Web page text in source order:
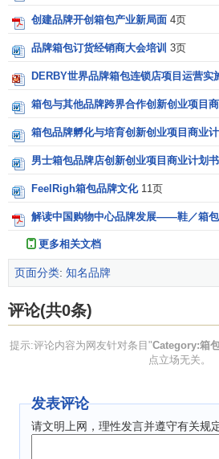
创建品牌开创箱包产业新局面 4页
品牌箱包订货经销商大会培训 3页
DERBY世界品牌箱包连锁店项目运营实
箱包与其他品牌跨界合作创新创业项目
箱包品牌孵化与培育创新创业项目商业
男士箱包品牌店创新创业项目商业计划书
FeelRigh箱包品牌文化 11页
解读中国购物中心品牌发展——鞋／箱包
更多相关文档
页面分类: 知名品牌
评论(共0条)
提示:评论内容为网友针对条目"Category:箱
点立场无关。
发表评论
请文明上网，理性发言并遵守有关规定